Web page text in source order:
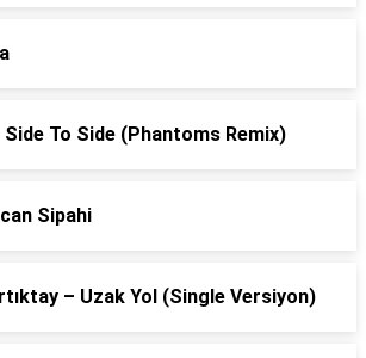
To Side (Phantoms Remix)
Sipahi
– Uzak Yol (Single Versiyon)